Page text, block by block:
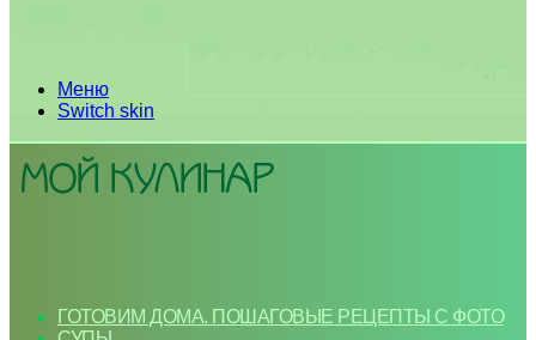
Меню
Switch skin
ГОТОВИМ ДОМА. ПОШАГОВЫЕ РЕЦЕПТЫ С ФОТО